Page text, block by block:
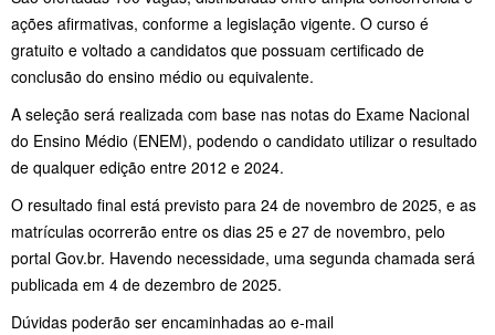
ações afirmativas, conforme a legislação vigente. O curso é
gratuito e voltado a candidatos que possuam certificado de
conclusão do ensino médio ou equivalente.
A seleção será realizada com base nas notas do Exame Nacional
do Ensino Médio (ENEM), podendo o candidato utilizar o resultado
de qualquer edição entre 2012 e 2024.
O resultado final está previsto para 24 de novembro de 2025, e as
matrículas ocorrerão entre os dias 25 e 27 de novembro, pelo
portal Gov.br. Havendo necessidade, uma segunda chamada será
publicada em 4 de dezembro de 2025.
Dúvidas poderão ser encaminhadas ao e-mail